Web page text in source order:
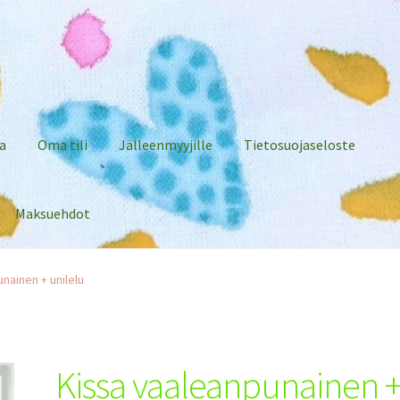
Oma tili Jälleenmyyjille Tietosuojaseloste
Maksuehdot
+ unilelu
Kissa vaaleanpunainen +